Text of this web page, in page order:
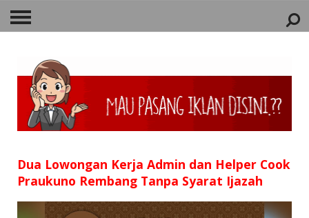
HOME
SMP
D3
Dua Lowongan Kerja Admin dan Helper Cook
Praukuno Rembang Tanpa Syarat Ijazah